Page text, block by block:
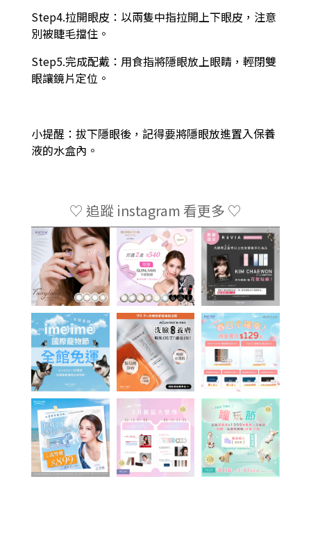
Step4.拉開眼皮：以兩隻中指拉開上下眼皮，注意
別被睫毛擋住。
Step5.完成配戴：用食指將隱眼放上眼睛，輕閉雙
眼讓鏡片定位。
小提醒：拔下隱眼後，記得要將隱眼放進置入保養
液的水盒內。
♡ 追蹤 instagram 看更多 ♡